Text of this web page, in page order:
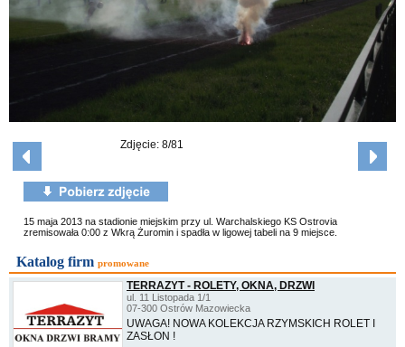
Zdjęcie: 8/81
15 maja 2013 na stadionie miejskim przy ul. Warchalskiego KS Ostrovia
zremisowała 0:00 z Wkrą Żuromin i spadła w ligowej tabeli na 9 miejsce.
Katalog firm promowane
TERRAZYT - ROLETY, OKNA, DRZWI
ul. 11 Listopada 1/1
07-300 Ostrów Mazowiecka
UWAGA! NOWA KOLEKCJA RZYMSKICH ROLET I
ZASŁON !